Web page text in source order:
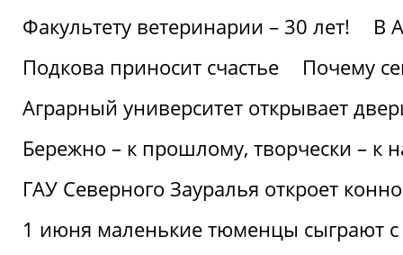
Факультету ветеринарии – 30 лет!
В
Подкова приносит счастье
Почему
Аграрный университет открывает
Бережно – к прошлому, творчески – к
ГАУ Северного Зауралья откроет
1 июня маленькие тюменцы сыграют с